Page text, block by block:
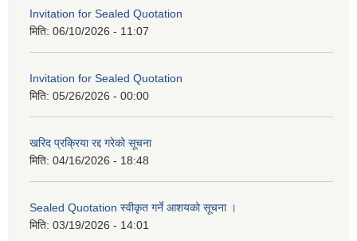
Invitation for Sealed Quotation
मिति: 06/10/2026 - 11:07
Invitation for Sealed Quotation
मिति: 05/26/2026 - 00:00
खरिद प्रक्रिया रद्द गरेको सूचना
मिति: 04/16/2026 - 18:48
Sealed Quotation स्वीकृत गर्ने आशयको सूचना ।
मिति: 03/19/2026 - 14:01